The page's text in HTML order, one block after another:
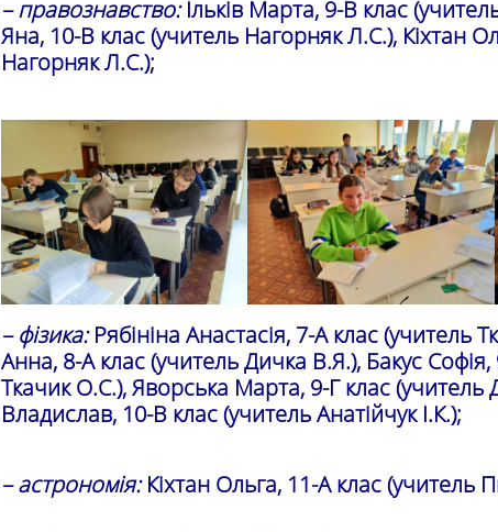
– правознавство:Ільків Марта, 9-В клас
Яна, 10-В клас (учитель Нагорняк Л.С.), Кіхтан
Нагорняк Л.С.);
– фізика:Рябініна Анастасія, 7-А клас (учитель
Анна, 8-А клас (учитель Дичка В.Я.), Бакус
Ткачик О.С.), Яворська Марта, 9-Г клас (учитель
Владислав, 10-В клас (учитель Анатійчук І.К.);
– астрономія:Кіхтан Ольга, 11-А клас (учитель